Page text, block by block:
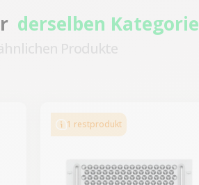
derselben Kategorie
Produkte
1 restprodukt